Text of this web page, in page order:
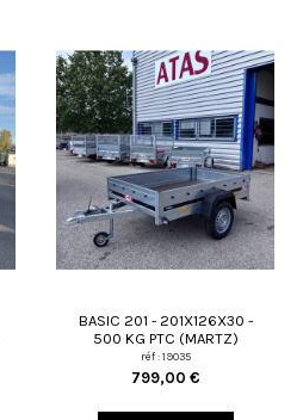
BASIC 201 - 201X126X30 -
500 KG PTC (MARTZ)
réf : 19035
799,00 €